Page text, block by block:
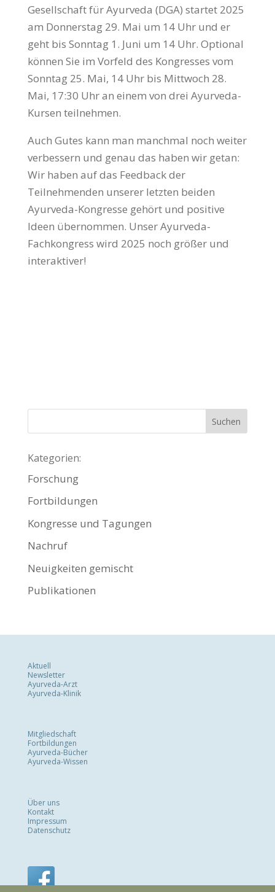
Gesellschaft für Ayurveda (DGA) startet 2025
am Donnerstag 29. Mai um 14 Uhr und er
geht bis Sonntag 1. Juni um 14 Uhr. Optional
können Sie im Vorfeld des Kongresses vom
Sonntag 25. Mai, 14 Uhr bis Mittwoch 28.
Mai, 17:30 Uhr an einem von drei Ayurveda-
Kursen teilnehmen.
Auch Gutes kann man manchmal noch weiter
verbessern und genau das haben wir getan:
Wir haben auf das Feedback der
Teilnehmenden unserer letzten beiden
Ayurveda-Kongresse gehört und positive
Ideen übernommen. Unser Ayurveda-
Fachkongress wird 2025 noch größer und
interaktiver!
Kategorien:
Forschung
Fortbildungen
Kongresse und Tagungen
Nachruf
Neuigkeiten gemischt
Publikationen
Aktuell
Newsletter
Ayurveda-Arzt
Ayurveda-Klinik
Mitgliedschaft
Fortbildungen
Ayurveda-Bücher
Ayurveda-Wissen
Über uns
Kontakt
Impressum
Datenschutz